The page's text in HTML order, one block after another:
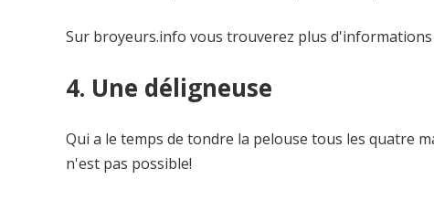
Sur broyeurs.info vous trouverez plus d'informations
4. Une déligneuse
Qui a le temps de tondre la pelouse tous les quatre
n'est pas possible!